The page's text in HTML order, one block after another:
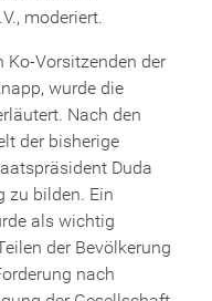
moderiert.
Ko-Vorsitzenden der
wurde die
Nach den
der bisherige
Duda
zu bilden. Ein
als wichtig
der Bevölkerung
nach